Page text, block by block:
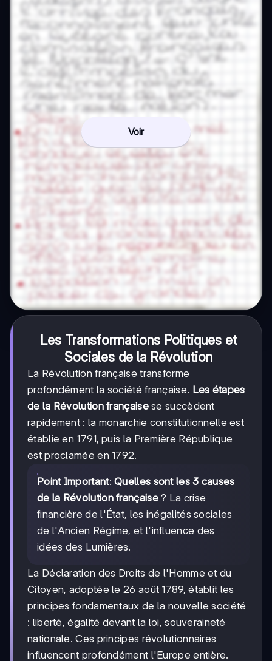
Voir
Les Transformations Politiques et
Sociales de la Révolution
La Révolution française transforme
profondément la société française. Les étapes
de la Révolution françaisese succèdent
rapidement : la monarchie constitutionnelle est
établie en 1791, puis la Première République
est proclamée en 1792.
Point Important:Quelles sont les 3 causes
de la Révolution française? La crise
financière de l'État, les inégalités sociales
de l'Ancien Régime, et l'influence des
idées des Lumières.
La Déclaration des Droits de l'Homme et du
Citoyen, adoptée le 26 août 1789, établit les
principes fondamentaux de la nouvelle société
: liberté, égalité devant la loi, souveraineté
nationale. Ces principes révolutionnaires
influencent profondément l'Europe entière.